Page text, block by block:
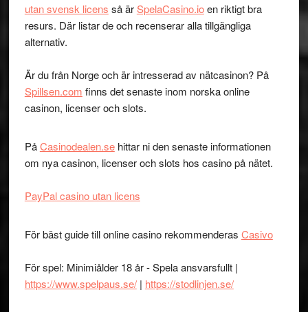
utan svensk licens så ärSpelaCasino.ioen riktigt bra
resurs. Där listar de och recenserar alla tillgängliga
alternativ.
Är du från Norge och är intresserad av nätcasinon? På
Spillsen.com finns det senaste inom norska online
casinon, licenser och slots.
PåCasinodealen.sehittar ni den senaste informationen
om nya casinon, licenser och slots hos casino på nätet.
PayPal casino utan licens
För bäst guide till online casino rekommenderas Casivo
För spel: Minimiålder 18 år - Spela ansvarsfullt |
https://www.spelpaus.se/| https://stodlinjen.se/